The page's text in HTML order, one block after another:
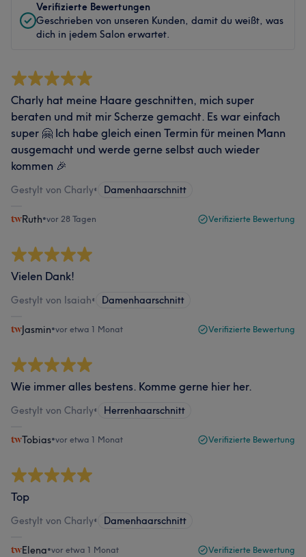
Verifizierte Bewertungen
Geschrieben von unseren Kunden, damit du weißt, was
dich in jedem Salon erwartet.
Charly hat meine Haare geschnitten, mich super
beraten und mit mir Scherze gemacht. Es war einfach
super 🤗 Ich habe gleich einen Termin für meinen Mann
ausgemacht und werde gerne selbst auch wieder
kommen 🎉
Gestylt von Charly• Damenhaarschnitt
Ruth•vor 28 Tagen Verifizierte Bewertung
Vielen Dank!
Gestylt von Isaiah• Damenhaarschnitt
Jasmin•vor etwa 1 Monat Verifizierte Bewertung
Wie immer alles bestens. Komme gerne hier her.
Gestylt von Charly• Herrenhaarschnitt
Tobias•vor etwa 1 Monat Verifizierte Bewertung
Top
Gestylt von Charly• Damenhaarschnitt
Elena•vor etwa 1 Monat Verifizierte Bewertung